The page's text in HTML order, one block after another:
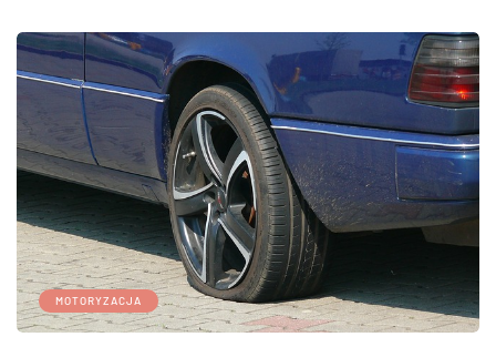
MOTORYZACJA